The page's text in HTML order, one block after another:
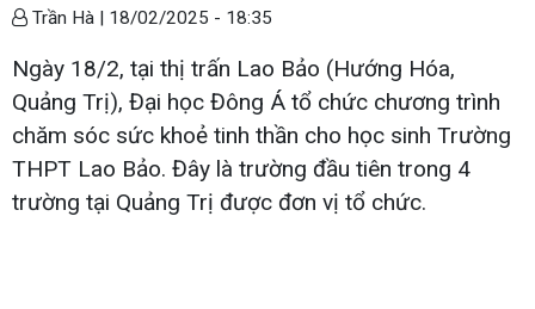
Trần Hà | 18/02/2025 - 18:35
Ngày 18/2, tại thị trấn Lao Bảo (Hướng Hóa,
Quảng Trị), Đại học Đông Á tổ chức chương trình
chăm sóc sức khoẻ tinh thần cho học sinh Trường
THPT Lao Bảo. Đây là trường đầu tiên trong 4
trường tại Quảng Trị được đơn vị tổ chức.